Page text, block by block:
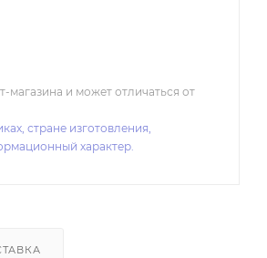
магазина и может отличаться от
стране изготовления,
характер.